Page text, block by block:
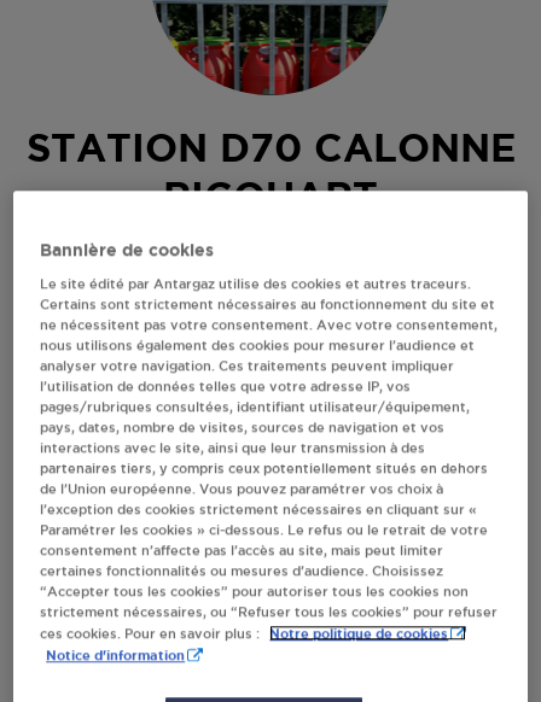
STATION D70 CALONNE
RICOUART
18 RUE D'HOUDAIN
62470CALONNE RICOUART
Revendeur de bouteilles de gaz
S'Y RENDRE
RECEVOIR LES COORDONNÉES DU REVENDEUR
En cliquant sur « S’y rendre », j’autorise le traitement
d’informations (dont mon adresse IP) et leur transfert hors UE
par Google Maps afin d’afficher la carte.
En savoir plus
Bannière de cookies
Le site édité par Antargaz utilise des cookies et autres traceurs.
Certains sont strictement nécessaires au fonctionnement du site et
ne nécessitent pas votre consentement. Avec votre consentement,
nous utilisons également des cookies pour mesurer l’audience et
analyser votre navigation. Ces traitements peuvent impliquer
l’utilisation de données telles que votre adresse IP, vos
pages/rubriques consultées, identifiant utilisateur/équipement,
pays, dates, nombre de visites, sources de navigation et vos
interactions avec le site, ainsi que leur transmission à des
partenaires tiers, y compris ceux potentiellement situés en dehors
de l’Union européenne. Vous pouvez paramétrer vos choix à
l’exception des cookies strictement nécessaires en cliquant sur «
Paramétrer les cookies » ci-dessous. Le refus ou le retrait de votre
consentement n’affecte pas l’accès au site, mais peut limiter
certaines fonctionnalités ou mesures d’audience. Choisissez
“Accepter tous les cookies” pour autoriser tous les cookies non
strictement nécessaires, ou “Refuser tous les cookies” pour refuser
ces cookies. Pour en savoir plus :
Notre politique de cookies
Notice d'information